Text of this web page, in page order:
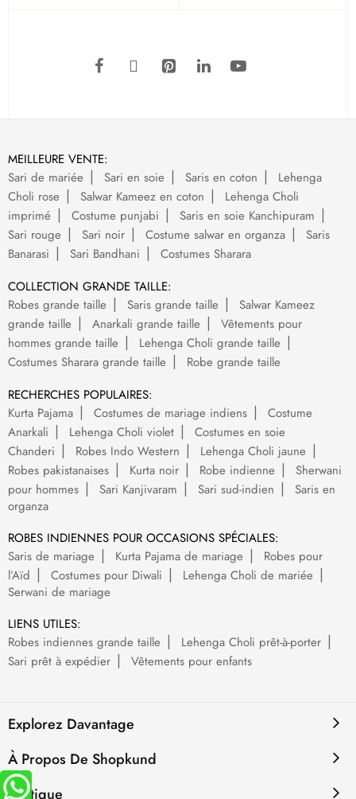
MEILLEURE VENTE:
Sari de mariée
Sari en soie Saris en coton
Lehenga
Choli rose
Salwar Kameez en coton
Lehenga Choli
imprimé
Costume punjabi
Saris en soie Kanchipuram
Sari rouge
Sari noir Costume salwar en organza
Saris
Banarasi
Sari Bandhani
Costumes Sharara
COLLECTION GRANDE TAILLE:
Robes grande taille
Saris grande taille
Salwar Kameez
grande taille
Anarkali grande taille
Vêtements pour
hommes grande taille
Lehenga Choli grande taille
Costumes Sharara grande taille
Robe grande taille
RECHERCHES POPULAIRES:
Kurta Pajama
Costumes de mariage indiens
Costume
Anarkali
Lehenga Choli violet
Costumes en soie
Chanderi
Robes Indo Western
Lehenga Choli jaune
Robes pakistanaises
Kurta noir Robe indienne
Sherwani
pour hommes
Sari Kanjivaram Sari sud-indien
Saris en
organza
ROBES INDIENNES POUR OCCASIONS SPÉCIALES:
Saris de mariage
Kurta Pajama de mariage
Robes pour
l’Aïd
Costumes pour Diwali
Lehenga Choli de mariée
Serwani de mariage
LIENS UTILES:
Robes indiennes grande taille
Lehenga Choli prêt-à-porter
Sari prêt à expédier
Vêtements pour enfants
Explorez Davantage
À Propos De Shopkund
Politique